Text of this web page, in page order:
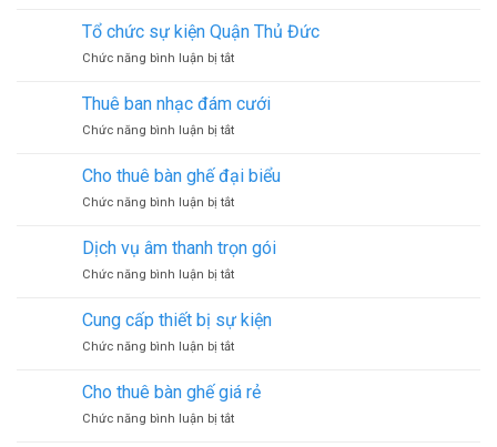
sáng
sự
kiện
vụ
cho
thuê
khấu
trời
Tổ chức sự kiện Quận Thủ Đức
Chức năng bình luận bị tắtở
chức
sự
kiện
Thủ
Đức
Thuê ban nhạc đám cưới
Chức năng bình luận bị tắtở
ban
nhạc
đám
Cho thuê bàn ghế đại biểu
Chức năng bình luận bị tắtở
bàn
ghế
biểu
Dịch vụ âm thanh trọn gói
Chức năng bình luận bị tắtở
vụ
âm
thanh
gói
Cung cấp thiết bị sự kiện
Chức năng bình luận bị tắtở
cấp
thiết
bị
Cho thuê bàn ghế giá rẻ
Chức năng bình luận bị tắtở